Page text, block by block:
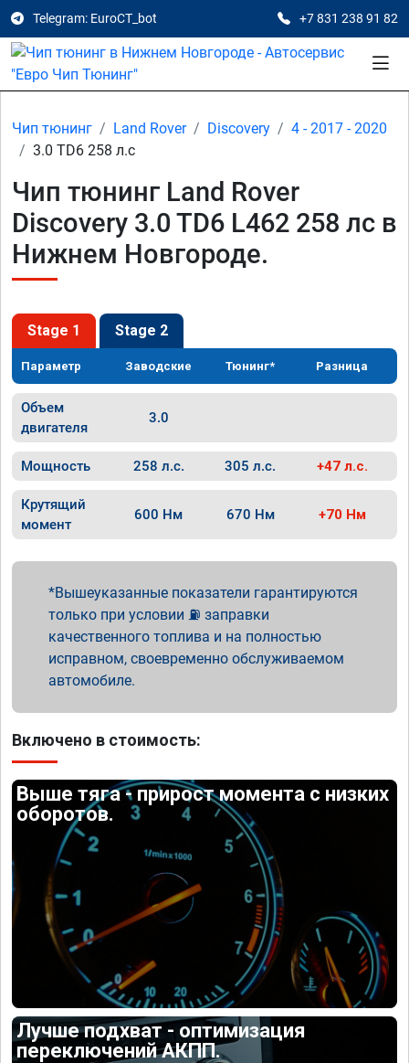
Telegram: EuroCT_bot +7 831 238 91 82
Чип тюнинг Land Rover Discovery
4 - 2017 - 2020
3.0 TD6 258 л.с
Чип тюнинг Land Rover
Discovery 3.0 TD6 L462 258 лс в
Нижнем Новгороде.
Stage 1 Stage 2
Параметр Заводские Тюнинг* Разница
Объем
двигателя
3.0
Мощность 258 л.с. 305 л.с. +47 л.с.
Крутящий
момент
600 Нм 670 Нм +70 Нм
Вышеуказанные показатели гарантируются
только при условии ⛽ заправки
качественного топлива и на полностью
исправном, своевременно обслуживаемом
автомобиле.
Включено в стоимость:
Выше тяга - прирост момента с низких
оборотов.
Лучше подхват - оптимизация
переключений АКПП.